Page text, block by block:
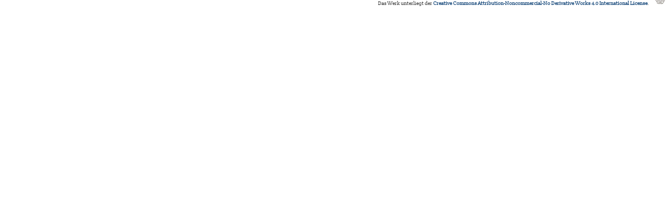
Das Werk unterliegt derCreative Commons Attribution-Noncommercial-No Derivative Works 4.0 International License.